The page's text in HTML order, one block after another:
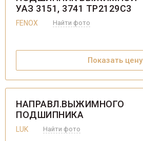
УАЗ 3151, 3741 TP2129C3
FENOX Найти фото
Показать цену
НАПРАВЛ.ВЫЖИМНОГО
ПОДШИПНИКА
LUK Найти фото